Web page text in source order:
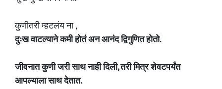
कुणीतरी म्हटलंय ना ,
दुःख वाटल्याने कमी होतं अन आनंद द्विगुणित होतो.
जीवनात कुणी जरी साथ नाही दिली, तरी मित्र शेवटपर्यंत
आपल्याला साथ देतात.